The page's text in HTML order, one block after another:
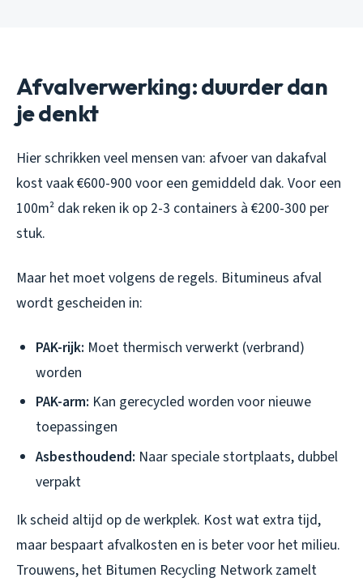
Afvalverwerking: duurder dan
je denkt
Hier schrikken veel mensen van: afvoer van dakafval
kost vaak €600-900 voor een gemiddeld dak. Voor een
100m² dak reken ik op 2-3 containers à €200-300 per
stuk.
Maar het moet volgens de regels. Bitumineus afval
wordt gescheiden in:
PAK-rijk: Moet thermisch verwerkt (verbrand)
worden
PAK-arm: Kan gerecycled worden voor nieuwe
toepassingen
Asbesthoudend: Naar speciale stortplaats, dubbel
verpakt
Ik scheid altijd op de werkplek. Kost wat extra tijd,
maar bespaart afvalkosten en is beter voor het milieu.
Trouwens, het Bitumen Recycling Network zamelt